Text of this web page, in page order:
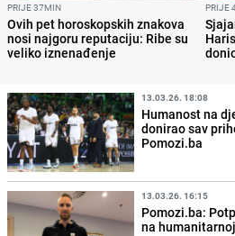
PRIJE 37MIN
Ovih pet horoskopskih znakova
nosi najgoru reputaciju: Ribe su
veliko iznenađenje
PRIJE
13.03.26. 18:08
Humanost na
donirao sav
Pomozi.ba
13.03.26. 16:15
Pomozi.ba:
na